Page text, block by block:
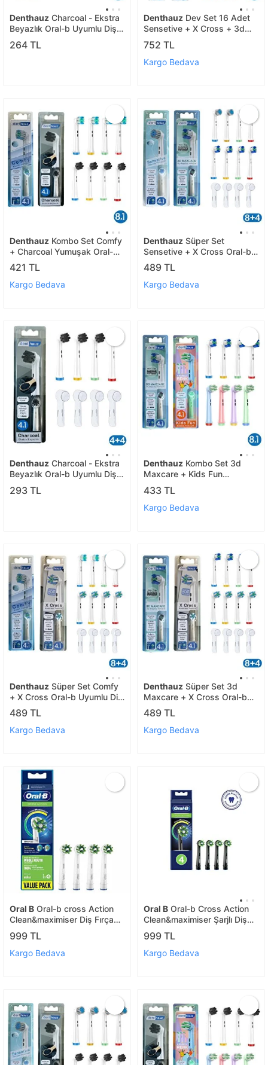
Denthauz Charcoal - Ekstra
Beyazlık Oral-b Uyumlu Diş
Fırçası Başlığı - 4 Adet
Yedek Başlık
264 TL
Denthauz Dev Set 16 Adet
Sensetive + X Cross + 3d
Maxcare Oral-b Uyumlu
Yedek Diş Fırçası Başlıkları
752 TL
Kargo Bedava
Denthauz Kombo Set Comfy
+ Charcoal Yumuşak Oral-b
Uyumlu Yedek Diş Fırçası
Başlıkları
421 TL
Kargo Bedava
Denthauz Süper Set
Sensetive + X Cross Oral-b
Uyumlu Diş Fırçası Başlıkları
+ Fırça Koruma Kapağı
489 TL
Kargo Bedava
Denthauz Charcoal - Ekstra
Beyazlık Oral-b Uyumlu Diş
Fırçası Başlığı + Fırça Koruma
Kapağı
293 TL
Denthauz Kombo Set 3d
Maxcare + Kids Fun
Yumuşak Oral-b Uyumlu
Yedek Diş Fırçası Başlıkları
433 TL
Kargo Bedava
Denthauz Süper Set Comfy
+ X Cross Oral-b Uyumlu Diş
Fırçası Başlıkları + Fırça
Koruma Kapağı
489 TL
Kargo Bedava
Denthauz Süper Set 3d
Maxcare + X Cross Oral-b
Uyumlu Diş Fırçası Başlıkları
+ Fırça Koruma Kapağı
489 TL
Kargo Bedava
Oral B Oral-b cross Action
Clean&maximiser Diş Fırçası
Yedek Başlığı 4'lü
999 TL
Kargo Bedava
Oral B Oral-b Cross Action
Clean&maximiser Şarjlı Diş
Fırçası Yedek Başlığı Siyah
4'lü
999 TL
Kargo Bedava